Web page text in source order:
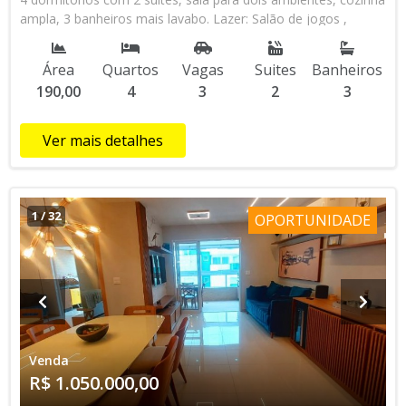
ampla, 3 banheiros mais lavabo. Lazer: ⁠Salão de jogos ,
Piscina e área gourmet. ⁠Quarto para Depósito . ⁠3 Vagas de
Garagem. Localizada apenas 200 metros da Praia Condição
de Pagamento: - ⁠Valor 990 mil à vista ou financiamento - ⁠Para
Permuta em imóvel ou carro 15% de acréscimo
Área
190,00
Quartos
4
Vagas
3
Suites
2
Banheiros
3
Ver mais detalhes
1/32 OPORTUNIDADE
Venda
R$ 1.050.000,00